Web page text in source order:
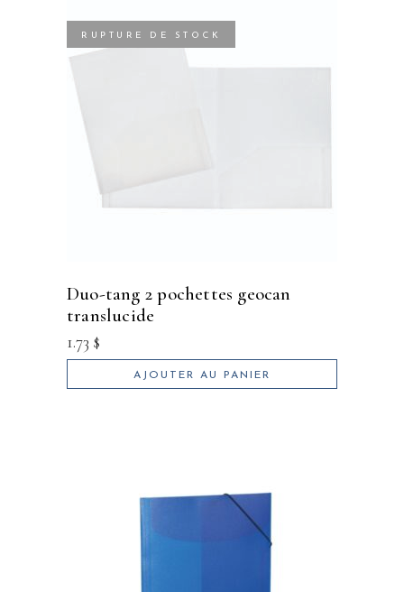
RUPTURE DE STOCK
duo-tang 2 pochettes geocan
translucide
1.73 $
AJOUTER AU PANIER